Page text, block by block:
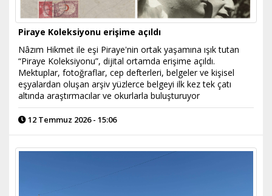
Piraye Koleksiyonu erişime açıldı
Nâzım Hikmet ile eşi Piraye'nin ortak yaşamına ışık tutan
“Piraye Koleksiyonu”, dijital ortamda erişime açıldı.
Mektuplar, fotoğraflar, cep defterleri, belgeler ve kişisel
eşyalardan oluşan arşiv yüzlerce belgeyi ilk kez tek çatı
altında araştırmacılar ve okurlarla buluşturuyor
12 Temmuz 2026 - 15:06